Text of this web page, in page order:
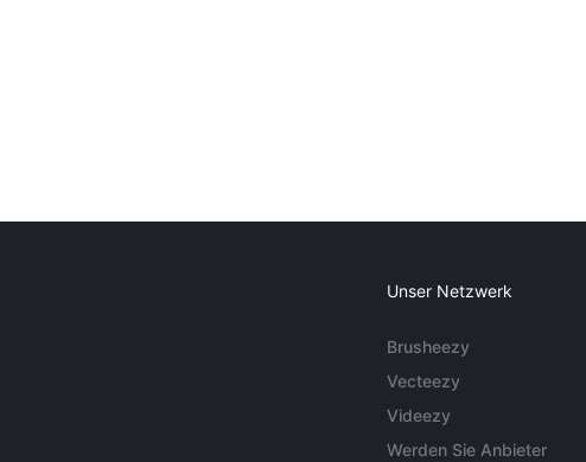
Unser Netzwerk
Brusheezy
Vecteezy
Videezy
Werden Sie Anbieter